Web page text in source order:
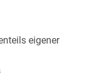
eigener